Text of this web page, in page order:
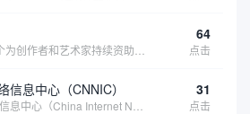
64
点击
信息中心（CNNIC） 31
点击